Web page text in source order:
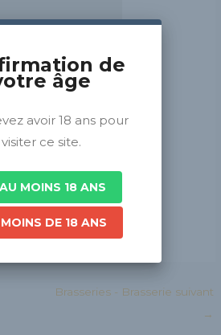
DIOLLER
Brasseries - Brasserie suivant
→
de
âge
avoir 18 ans pour
visiter ce site.
MOINS 18 ANS
DE 18 ANS